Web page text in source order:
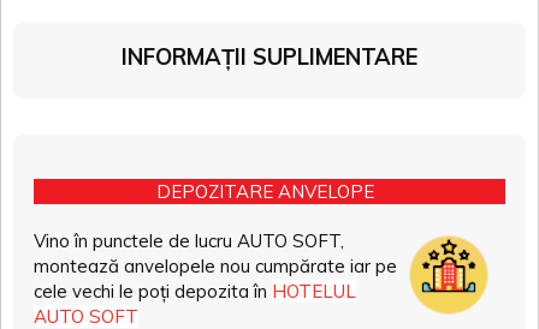
INFORMAȚII SUPLIMENTARE
DEPOZITARE ANVELOPE
Vino în punctele de lucru AUTO SOFT,
montează anvelopele nou cumpărate iar pe
cele vechi le poți depozita în HOTELUL
AUTO SOFT